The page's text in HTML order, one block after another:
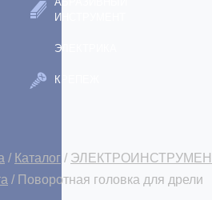
ИНСТРУМЕНТ
ЭЛЕКТРИКА
КРЕПЕЖ
/ Каталог /
/ Поворотная головка для дрели